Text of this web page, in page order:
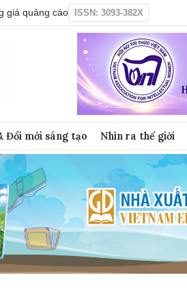
giá quảng cáo ISSN: 3093-382X
Đổi mới sáng tạo Nhìn ra thế giới